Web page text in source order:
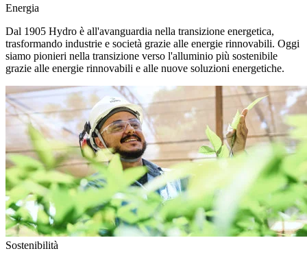
Energia
Dal 1905 Hydro è all'avanguardia nella transizione energetica,
trasformando industrie e società grazie alle energie rinnovabili. Oggi
siamo pionieri nella transizione verso l'alluminio più sostenibile
grazie alle energie rinnovabili e alle nuove soluzioni energetiche.
Sostenibilità